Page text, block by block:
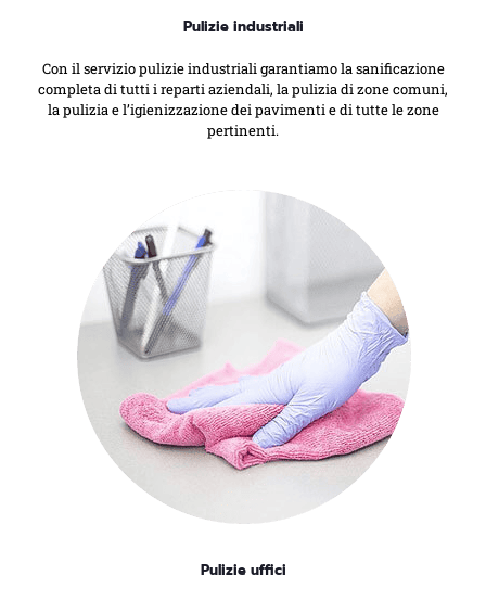
Pulizie industriali
Con il servizio pulizie industriali garantiamo la sanificazione
completa di tutti i reparti aziendali, la pulizia di zone comuni,
la pulizia e l’igienizzazione dei pavimenti e di tutte le zone
pertinenti.
Pulizie uffici